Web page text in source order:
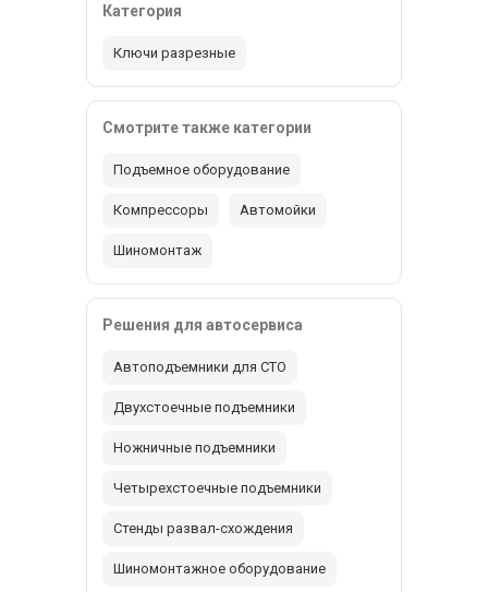
Категория
Ключи разрезные
Смотрите также категории
Подъемное оборудование
Компрессоры Автомойки
Шиномонтаж
Решения для автосервиса
Автоподъемники для СТО
Двухстоечные подъемники
Ножничные подъемники
Четырехстоечные подъемники
Стенды развал-схождения
Шиномонтажное оборудование